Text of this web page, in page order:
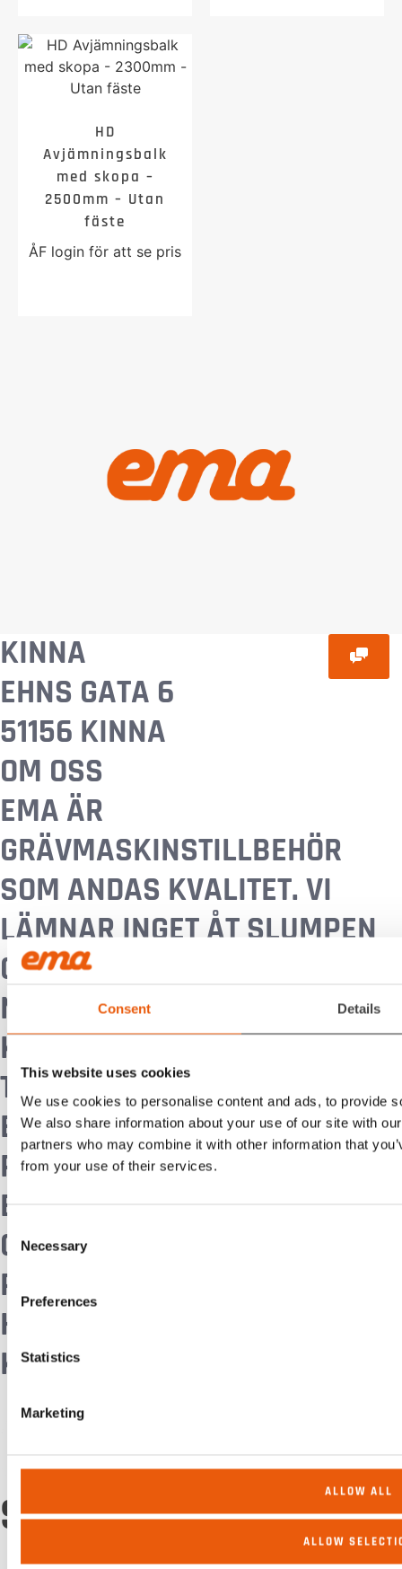
Consent Details
This website uses cookies
We use cookies to personalise content and ads, to provide
We also share information about your use of our site with
partners who may combine it with other information that
from your use of their services.
Selection
Necessary
Preferences
Statistics
Marketing
ALLOW ALL
ALLOW
HD
Avjämningsbalk
med skopa –
2500mm – Utan
fäste
ÅF login för att se pris
KINNA
EHNS GATA 6
51156 KINNA
OM OSS
EMA ÄR
GRÄVMASKINSTILLBEHÖR
SOM ANDAS KVALITET. VI
LÄMNAR INGET ÅT SLUMPEN
OCH DRIVS AV VÅRA KUNDERS
NÖJDHET
KONTAKTA OSS
TEL:020-55 60 00
E-
POST:
EMA
OM OSS
POLICYS
HÅLLBARHET
KÖPVILLKOR
STOLT MEDLEM AV